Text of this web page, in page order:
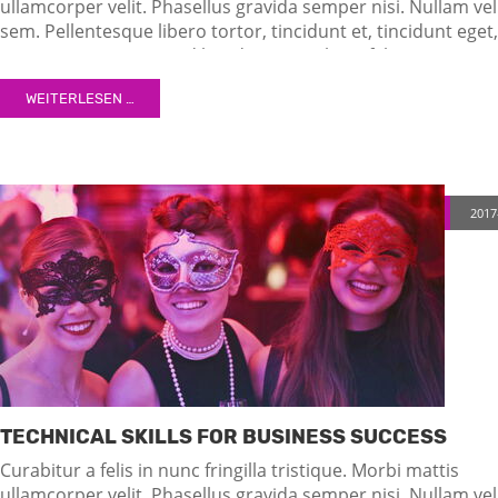
ullamcorper velit. Phasellus gravida semper nisi. Nullam vel
sem. Pellentesque libero tortor, tincidunt et, tincidunt eget,
semper nec, quam. Sed hendrerit. Morbi ac felis. Nunc
egestas, augue at pellentesque laoreet.
WEITERLESEN …
TECHNICAL SKILLS FOR BUSINESS SUCCESS
Curabitur a felis in nunc fringilla tristique. Morbi mattis